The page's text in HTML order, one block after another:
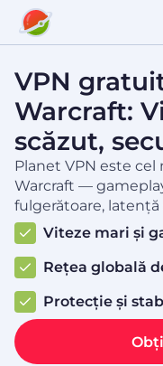
VPN
Warcraft:
scăzut,
Planet VPN este
Warcraft —
fulgerătoare,
Viteze mari și
Rețea globală
Protecție și